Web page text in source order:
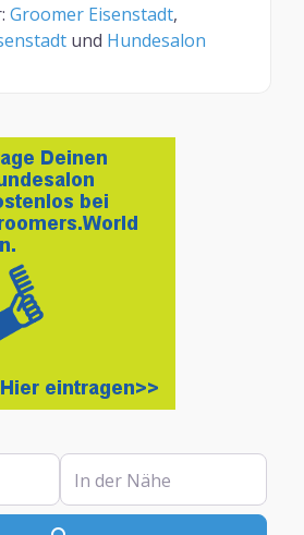
Groomer Eisenstadt,
und Hundesalon
In der Nähe